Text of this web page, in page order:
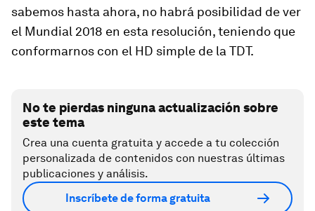
sabemos hasta ahora, no habrá posibilidad de ver
el Mundial 2018 en esta resolución, teniendo que
conformarnos con el HD simple de la TDT.
No te pierdas ninguna actualización sobre
este tema
Crea una cuenta gratuita y accede a tu colección
personalizada de contenidos con nuestras últimas
publicaciones y análisis.
Inscríbete de forma gratuita